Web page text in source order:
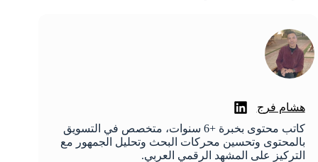
هشام فرج
كاتب محتوى بخبرة +6 سنوات، متخصص في التسويق
بالمحتوى وتحسين محركات البحث وتحليل الجمهور مع
التركيز على المشهد الرقمي العربي.